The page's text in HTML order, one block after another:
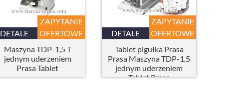
DETALE
ZAPYTANIE
OFERTOWE
Maszyna TDP-1,5 T
jednym uderzeniem
Prasa Tablet
DETALE
ZAPYTANIE
OFERTOWE
Tablet pigułka Prasa
Prasa Maszyna TDP-1,5
jednym uderzeniem
Tablet Prasa